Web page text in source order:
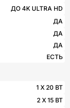
ДО 4K ULTRA HD
ДА
ДА
ДА
ЕСТЬ
1 X 20 ВТ
2 X 15 ВТ